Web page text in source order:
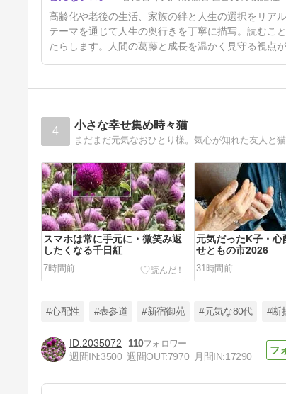
高齢化や老後の生活、家族の絆と人生の選択をリア
テーマを通じて人生の奥行きを丁寧に描写。読むこ
たらします。人間の葛藤と成長を温かく見守る視点が
4 小さな幸せ集め時々猫
まだまだ元気なおひとり様。気心が知れた友人と
スマホは常に手元に・微笑み返
したくなる千日紅
7時間前
元気だったK子・心
せともの市2026
31時間前
ミニキッチン
#心配性 #表参道 #新宿御苑 #元気な80代 #断
2035072
110
週間IN:3500 週間OUT:7970 月間IN:17290